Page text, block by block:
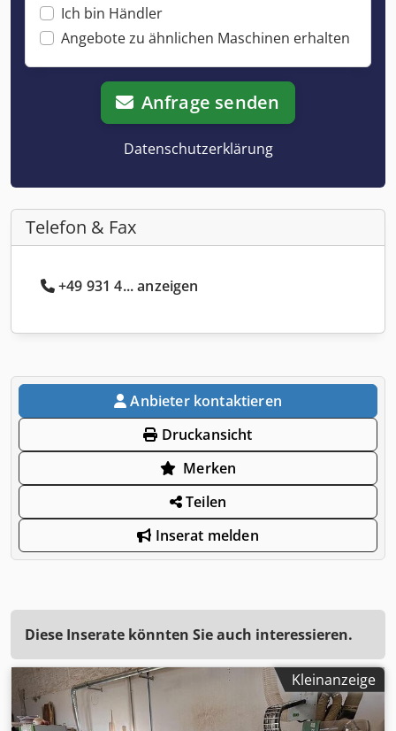
Ich bin Händler
Angebote zu ähnlichen Maschinen erhalten
Anfrage senden
Datenschutzerklärung
Telefon & Fax
+49 931 4... anzeigen
Anbieter kontaktieren
Druckansicht
Merken
Teilen
Inserat melden
Diese Inserate könnten Sie auch interessieren.
Kleinanzeige